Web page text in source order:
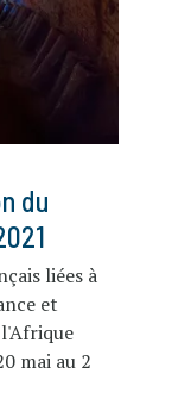
du
liées à
et
mai au 2